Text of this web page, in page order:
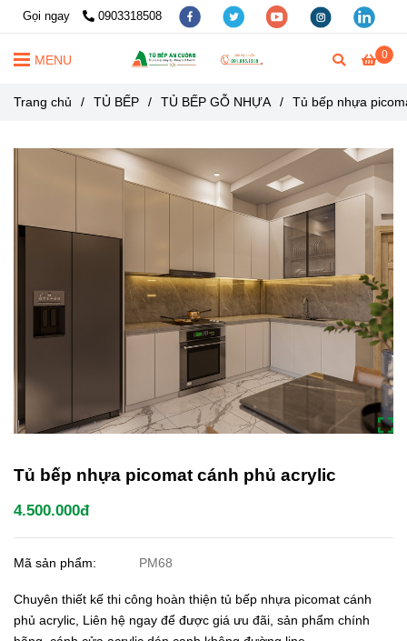
Gọi ngay 0903318508
0
MENU
Trang chủ / TỦ BẾP / TỦ BẾP GỖ NHỰA / Tủ bếp nhựa
Tủ bếp nhựa picomat cánh phủ acrylic
4.500.000đ
Mã sản phẩm: PM68
Chuyên thiết kế thi công hoàn thiện tủ bếp nhựa picomat cánh
phủ acrylic, Liên hệ ngay để được giá ưu đãi, sản phẩm chính